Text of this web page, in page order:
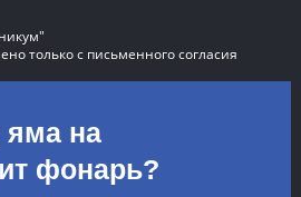
только с письменного согласия
яма на
фонарь?